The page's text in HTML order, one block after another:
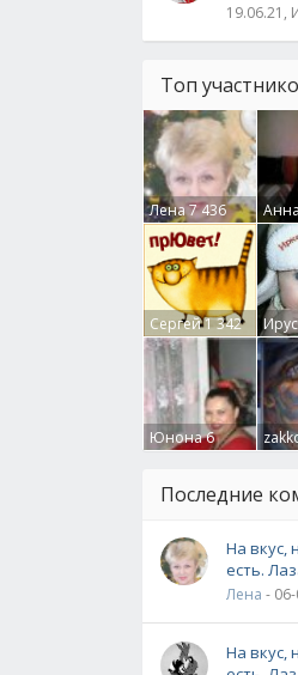
Топ
Лена7 436
Анна
Сергей1 342
Юнона6
Последние
На вкус,
есть.
Лена -
На вкус,